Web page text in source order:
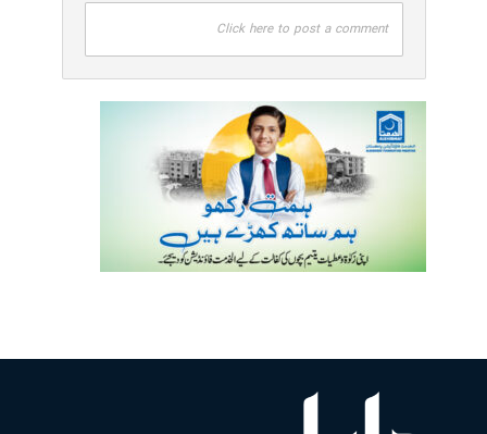
Click here to post a comment